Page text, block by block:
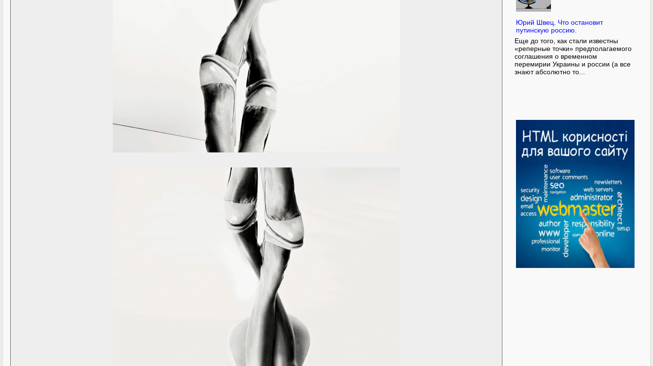
Юрий Швец. Что остановит
путинскую россию.
Еще до того, как стали известны
«реперные точки» предполагаемого
соглашения о временном
перемирии Украины и россии (а все
знают абсолютно то...